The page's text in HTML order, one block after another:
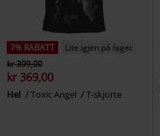
7% RABATT
Lite igjen på lager
kr 399,00
kr 369,00
Hel Toxic Angel T-skjorte